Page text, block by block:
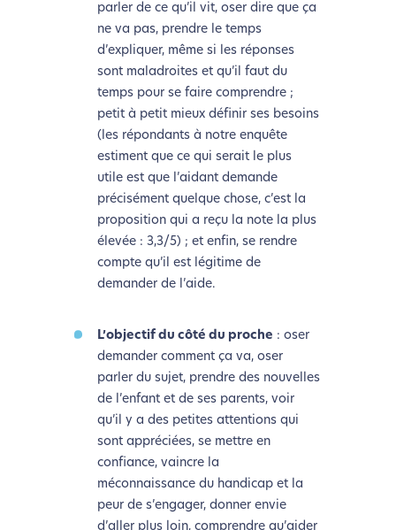
parler de ce qu’il vit, oser dire que ça
ne va pas, prendre le temps
d’expliquer, même si les réponses
sont maladroites et qu’il faut du
temps pour se faire comprendre ;
petit à petit mieux définir ses besoins
(les répondants à notre enquête
estiment que ce qui serait le plus
utile est que l’aidant demande
précisément quelque chose, c’est la
proposition qui a reçu la note la plus
élevée : 3,3/5) ; et enfin, se rendre
compte qu’il est légitime de
demander de l’aide.
L’objectif du côté du proche : oser
demander comment ça va, oser
parler du sujet, prendre des nouvelles
de l’enfant et de ses parents, voir
qu’il y a des petites attentions qui
sont appréciées, se mettre en
confiance, vaincre la
méconnaissance du handicap et la
peur de s’engager, donner envie
d’aller plus loin, comprendre qu’aider